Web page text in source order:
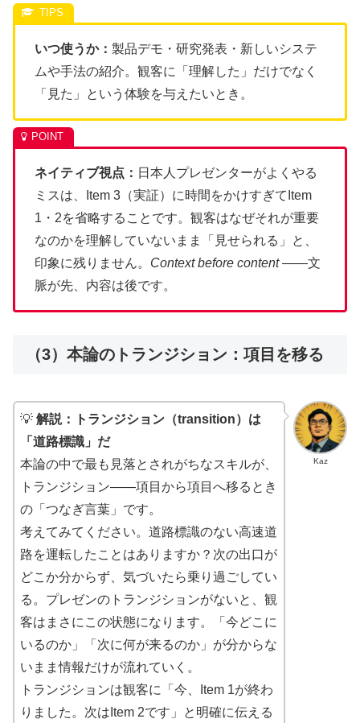
いつ使うか： 製品デモ・研究発表・新しいシステ
ムや手法の紹介。観客に「理解した」だけでなく
「見た」という体験を与えたいとき。
ネイティブ視点： 日本人プレゼンターがよくやる
ミスは、Item 3（実証）に時間をかけすぎてItem
1・2を省略することです。観客はなぜそれが重要
なのかを理解していないまま「見せられる」と、
印象に残りません。 Context before content——文
脈が先、内容は後です。
（3）本論のトランジション：項目を移る
Kaz
💡 解説：トランジション（transition）は
「道路標識」だ
本論の中で最も見落とされがちなスキルが、
トランジション——項目から項目へ移るとき
の「つなぎ言葉」です。
考えてみてください。道路標識のない高速道
路を運転したことはありますか？次の出口が
どこか分からず、気づいたら乗り過ごしてい
る。プレゼンのトランジションがないと、観
客はまさにこの状態になります。「今どこに
いるのか」「次に何が来るのか」が分からな
いまま情報だけが流れていく。
トランジションは観客に「今、Item 1が終わ
りました。次はItem 2です」と明確に伝える